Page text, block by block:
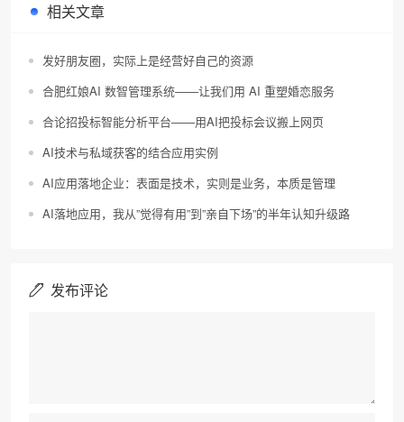
相关文章
发好朋友圈，实际上是经营好自己的资源
合肥红娘AI 数智管理系统——让我们用 AI 重塑婚恋服务
合论招投标智能分析平台——用AI把投标会议搬上网页
AI技术与私域获客的结合应用实例
AI应用落地企业：表面是技术，实则是业务，本质是管理
AI落地应用，我从”觉得有用”到”亲自下场”的半年认知升级路
发布评论